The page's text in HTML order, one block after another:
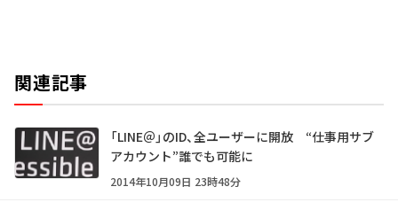
関連記事
「LINE＠」のID、全ユーザーに開放 “仕事用サブ
アカウント”誰でも可能に
2014年10月09日 23時48分